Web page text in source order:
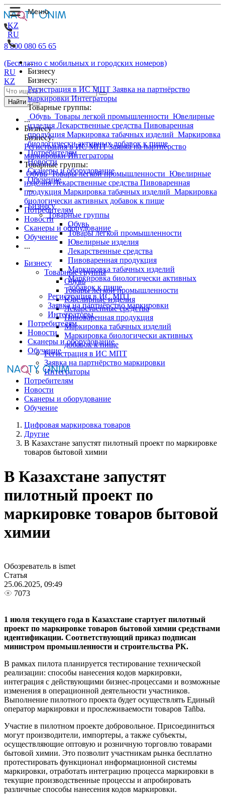
KZ
RU
...
Бизнесу
Бизнесу:
Регистрация в ИС МПТ Заявка на партнёрство
маркировкиИнтеграторы
Товарные группы:
Обувь Товары легкой промышленности Ювелирные
изделия Лекарственные средства Пивоваренная
продукция Маркировка табачных изделий Маркировка
биологически активных добавок к пище
Потребителям
Новости
Сканеры и оборудование
Обучение
...
Бизнесу
Товарные группы
Обувь
Товары легкой промышленности
Ювелирные изделия
Лекарственные средства
Пивоваренная продукция
Маркировка табачных изделий
Маркировка биологически активных
добавок к пище
Регистрация в ИС МПТ
Заявка на партнёрство маркировки
Интеграторы
Потребителям
Новости
Сканеры и оборудование
Обучение
8 800 080 65 65
(Бесплатно с мобильных и городских номеров)
RU
KZ
Найти
...
Бизнесу
Бизнесу:
Регистрация в ИС МПТЗаявка на партнёрство
маркировкиИнтеграторы
Товарные группы:
ОбувьТовары легкой промышленности Ювелирные
изделияЛекарственные средства Пивоваренная
продукция Маркировка табачных изделий Маркировка
биологически активных добавок к пище
Потребителям
Новости
Сканеры и оборудование
Обучение
...
Бизнесу
Товарные группы
Обувь
Товары легкой промышленности
Ювелирные изделия
Лекарственные средства
Пивоваренная продукция
Маркировка табачных изделий
Маркировка биологически активных
добавок к пище
Регистрация в ИС МПТ
Заявка на партнёрство маркировки
Интеграторы
Потребителям
Новости
Сканеры и оборудование
Обучение
Цифровая маркировка товаров
Другие
В Казахстане запустят пилотный проект по маркировке
товаров бытовой химии
В Казахстане запустят
пилотный проект по
маркировке товаров бытовой
химии
Обозреватель в ismet
Статья
25.06.2025, 09:49
7073
1 июля текущего года в Казахстане стартует пилотный
проект по маркировке товаров бытовой химии средствами
идентификации. Соответствующий приказ подписан
министром промышленности и строительства РК.
В рамках пилота планируется тестирование технической
реализации: способы нанесения кодов маркировки,
интеграция с действующими бизнес-процессами и возможные
изменения в операционной деятельности участников.
Выполнение пилотного проекта будет осуществлять Единый
оператор маркировки и прослеживаемости товаров Tañba.
Участие в пилотном проекте добровольное. Присоединиться
могут производители, импортеры, а также субъекты,
осуществляющие оптовую и розничную торговлю товарами
бытовой химии. Это позволит участникам рынка бесплатно
протестировать функционал информационной системы
маркировки, отработать интеграцию процесса маркировки в
текущие производственные процессы и апробировать
различные способы нанесения кодов маркировки.